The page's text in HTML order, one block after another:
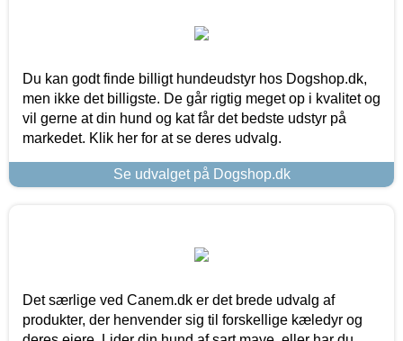
Du kan godt finde billigt hundeudstyr hos Dogshop.dk,
men ikke det billigste. De går rigtig meget op i kvalitet og
vil gerne at din hund og kat får det bedste udstyr på
markedet. Klik her for at se deres udvalg.
Se udvalget på Dogshop.dk
Det særlige ved Canem.dk er det brede udvalg af
produkter, der henvender sig til forskellige kæledyr og